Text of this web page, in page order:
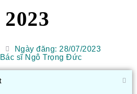
2023
Ngày đăng: 28/07/2023
sĩ Ngô Trọng Đức